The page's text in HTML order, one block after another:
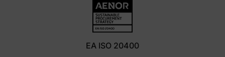
EA ISO 20400